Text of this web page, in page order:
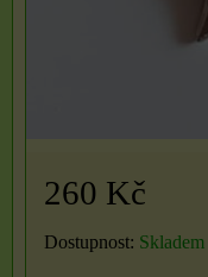
260 Kč
Dostupnost: Skladem